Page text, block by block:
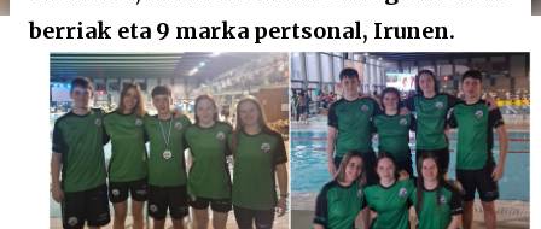
berriak eta 9 marka pertsonal, Irunen.